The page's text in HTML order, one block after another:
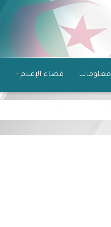
معلومات فضاء الإعلام